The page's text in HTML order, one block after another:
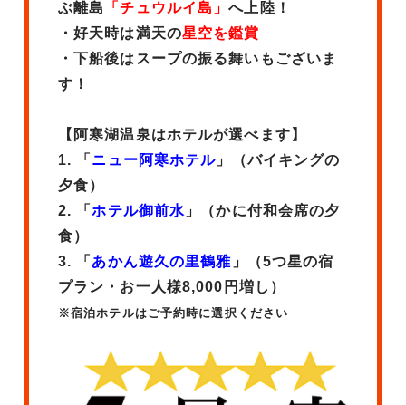
ぶ離島
「チュウルイ島」へ上陸！
・好天時は満天の星空を鑑賞
・下船後はスープの振る舞いもございま
す！
【阿寒湖温泉はホテルが選べます】
1. 「 ニュー阿寒ホテル 」（バイキングの
夕食）
2. 「ホテル御前水 」（かに付和会席の夕
食）
3. 「 あかん遊久の里鶴雅 」（5つ星の宿
プラン・お一人様8,000円増し）
※宿泊ホテルはご予約時に選択ください